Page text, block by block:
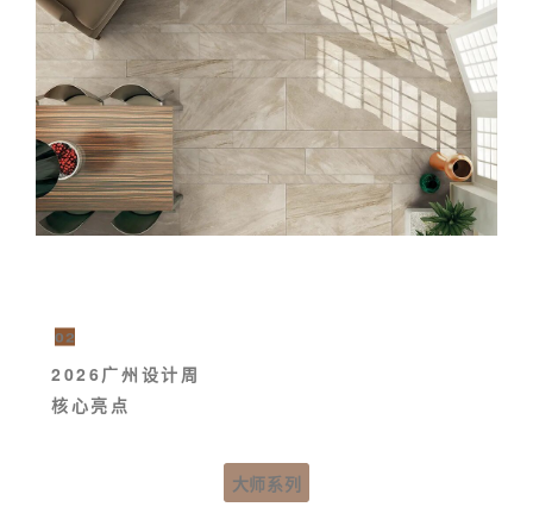
02
2026广州设计周
核心亮点
大师系列